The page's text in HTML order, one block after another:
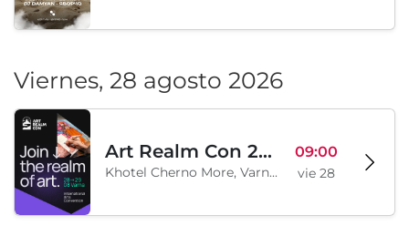
Viernes, 28 agosto 2026
Art Realm Con 2026
Khotel Cherno More, Varna, BG
09:00
vie 28